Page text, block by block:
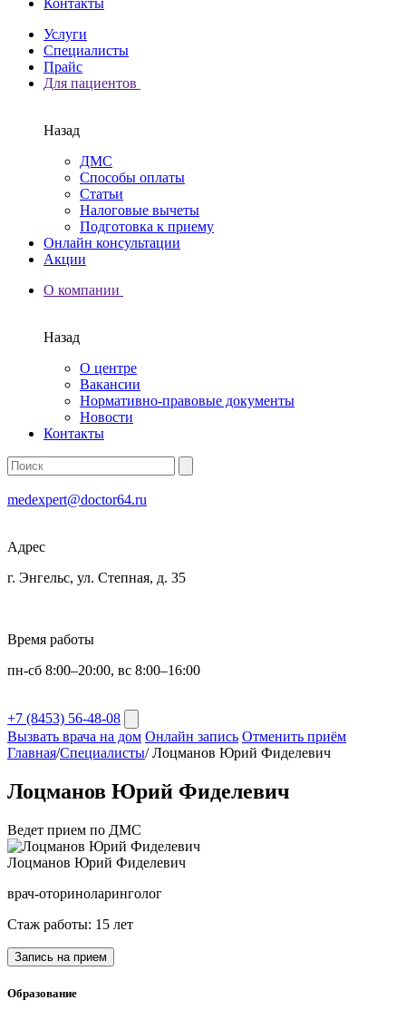
Контакты
Услуги
Специалисты
Прайс
Для пациентов
Назад
ДМС
Способы оплаты
Статьи
Налоговые вычеты
Подготовка к приему
Онлайн консультации
Акции
О компании
Назад
О центре
Вакансии
Нормативно-правовые документы
Новости
Контакты
medexpert@doctor64.ru
Адрес
г. Энгельс, ул. Степная, д. 35
Время работы
пн-сб 8:00–20:00, вс 8:00–16:00
+7 (8453) 56-48-08
Вызвать врача на дом Онлайн запись Отменить приём
Главная/Специалисты/ Лоцманов Юрий Фиделевич
Лоцманов Юрий Фиделевич
Ведет прием по ДМС
Лоцманов Юрий Фиделевич
врач-оториноларинголог
Стаж работы: 15 лет
Запись на прием
Образование